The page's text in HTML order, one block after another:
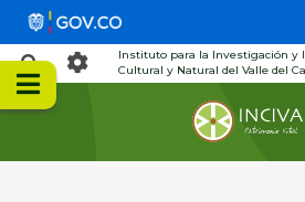
Instituto para la Investigación y
Cultural y Natural del Valle del